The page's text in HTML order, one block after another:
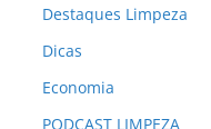
Destaques Limpeza
Dicas
Economia
PODCAST LIMPEZA